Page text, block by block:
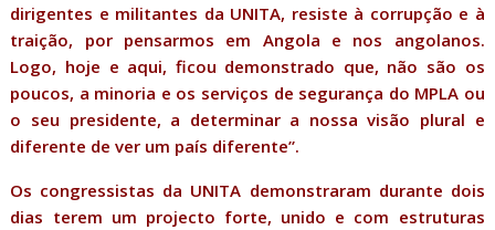
dirigentes e militantes da UNITA, resiste à corrupção e à
traição, por pensarmos em Angola e nos angolanos.
Logo, hoje e aqui, ficou demonstrado que, não são os
poucos, a minoria e os serviços de segurança do MPLA ou
o seu presidente, a determinar a nossa visão plural e
diferente de ver um país diferente”.
Os congressistas da UNITA demonstraram durante dois
dias terem um projecto forte, unido e com estruturas